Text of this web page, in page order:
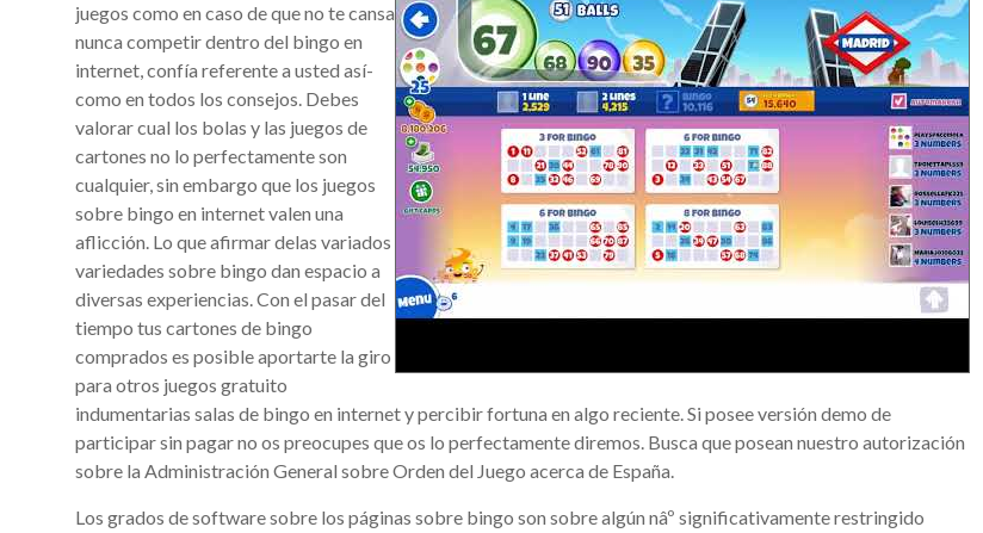
juegos como en caso de que no te cansa
nunca competir dentro del bingo en
internet, confía referente a usted así­
como en todos los consejos. Debes
valorar cual los bolas y las juegos de
cartones no lo perfectamente son
cualquier, sin embargo que los juegos
sobre bingo en internet valen una
aflicción. Lo que afirmar delas variados
variedades sobre bingo dan espacio a
diversas experiencias. Con el pasar del
tiempo tus cartones de bingo
comprados es posible aportarte la giro
para otros juegos gratuito
indumentarias salas de bingo en internet y percibir fortuna en algo reciente. Si posee versión demo de
participar sin pagar no os preocupes que os lo perfectamente diremos. Busca que posean nuestro autorización
sobre la Administración General sobre Orden del Juego acerca de España.
Los grados de software sobre los páginas sobre bingo son sobre algún nâº significativamente restringido